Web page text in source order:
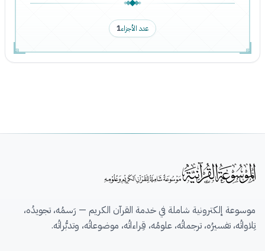
عدد الأجزاء1
موسوعة إلكترونية شاملة في خدمة القرآن الكريم — رَسمُه، تجويدُه،
تِلاواتُه، تفسيرُه، ترجماتُه، علومُه، قِراءاتُه، موضوعاتُه، وتدبُّراتُه.